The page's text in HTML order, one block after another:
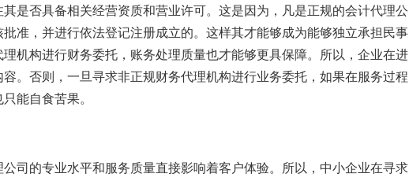
是否具备相关经营资质和营业许可。这是因为，凡是正规的会计代理公
准，并进行依法登记注册成立的。这样其才能够成为能够独立承担民事
机构进行财务委托，账务处理质量也才能够更具保障。所以，企业在进
。否则，一旦寻求非正规财务代理机构进行业务委托，如果在服务过程
能自食苦果。
司的专业水平和服务质量直接影响着客户体验。所以，中小企业在寻求